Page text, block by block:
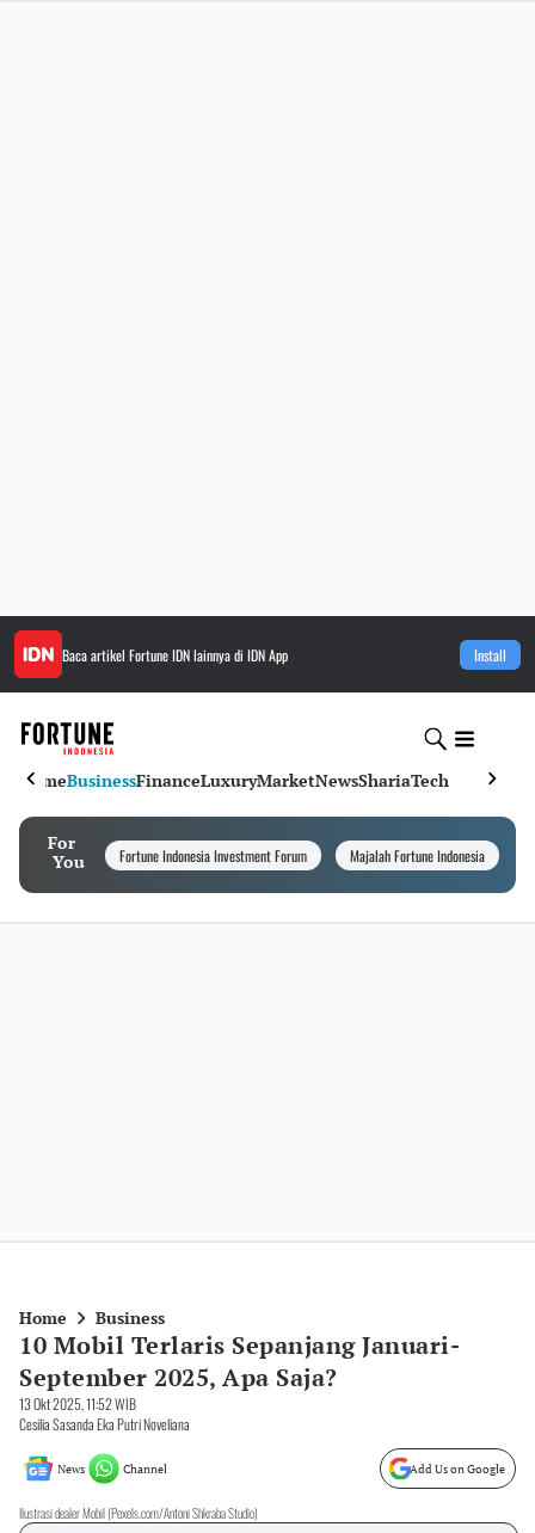
Baca artikel Fortune IDNlainnya di IDN App Install
HomeBusinessFinanceLuxuryMarketNewsShariaTech
For
You
Fortune Indonesia Investment Forum Majalah Fortune Indonesia
Home Business
10 Mobil Terlaris Sepanjang Januari-
September 2025, Apa Saja?
13 Okt 2025, 11:52 WIB
Cesilia Sasanda Eka Putri Noveliana
News Channel Add Us on Google
Ilustrasi dealer Mobil (Pexels.com/Antoni Shkraba Studio)